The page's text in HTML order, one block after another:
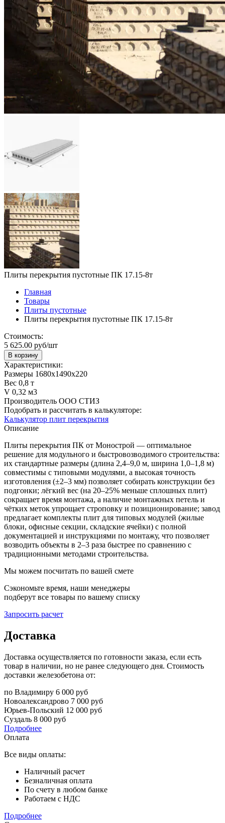
Плиты перекрытия пустотные ПК 17.15-8т
Главная
Товары
Плиты пустотные
Плиты перекрытия пустотные ПК 17.15-8т
Стоимость:
5 625.00 руб/шт
В корзину
Характеристики:
Размеры 1680х1490х220
Вес 0,8 т
V 0,32 м3
Производитель ООО СТИЗ
Подобрать и рассчитать в калькуляторе:
Калькулятор плит перекрытия
Описание
Плиты перекрытия ПК от Монострой — оптимальное
решение для модульного и быстровозводимого строительства:
их стандартные размеры (длина 2,4–9,0 м, ширина 1,0–1,8 м)
совместимы с типовыми модулями, а высокая точность
изготовления (±2–3 мм) позволяет собирать конструкции без
подгонки; лёгкий вес (на 20–25% меньше сплошных плит)
сокращает время монтажа, а наличие монтажных петель и
чётких меток упрощает строповку и позиционирование; завод
предлагает комплекты плит для типовых модулей (жилые
блоки, офисные секции, складские ячейки) с полной
документацией и инструкциями по монтажу, что позволяет
возводить объекты в 2–3 раза быстрее по сравнению с
традиционными методами строительства.
Мы можем посчитать по вашей смете
Сэкономьте время, наши менеджеры
подберут все товары по вашему списку
Запросить расчет
Доставка
Доставка осуществляется по готовности заказа, если есть
товар в наличии, но не ранее следующего дня. Стоимость
доставки железобетона от:
по Владимиру 6 000 руб
Новоалександрово 7 000 руб
Юрьев-Польский 12 000 руб
Суздаль 8 000 руб
Подробнее
Оплата
Все виды оплаты:
Наличный расчет
Безналичная оплата
По счету в любом банке
Работаем с НДС
Подробнее